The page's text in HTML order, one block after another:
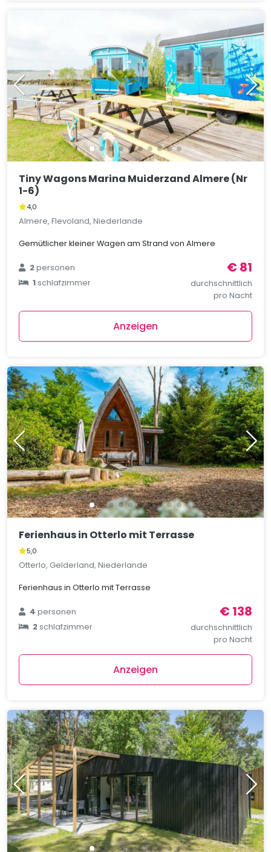
Tiny Wagons Marina Muiderzand Almere (Nr
1-6)
4,0
Almere, Flevoland, Niederlande
Gemütlicher kleiner Wagen am Strand von Almere
2personen
1schlafzimmer
€ 81
durchschnittlich
pro Nacht
Anzeigen
Ferienhaus in Otterlo mit Terrasse
5,0
Otterlo, Gelderland, Niederlande
Ferienhaus in Otterlo mit Terrasse
4personen
2schlafzimmer
€ 138
durchschnittlich
pro Nacht
Anzeigen